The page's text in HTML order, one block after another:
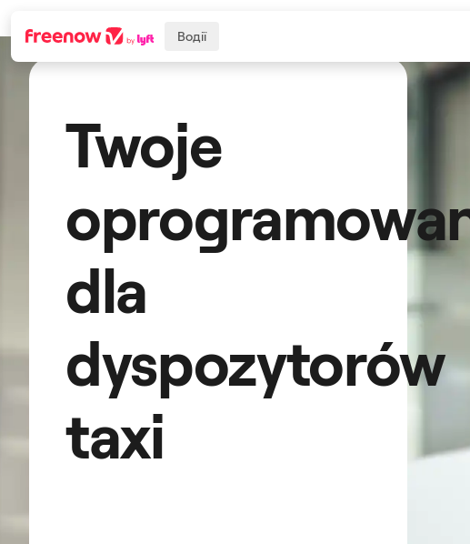
Navigation
Inhalt
Fußzeile
Водії
Twoje
dla
dyspozytorów
taxi